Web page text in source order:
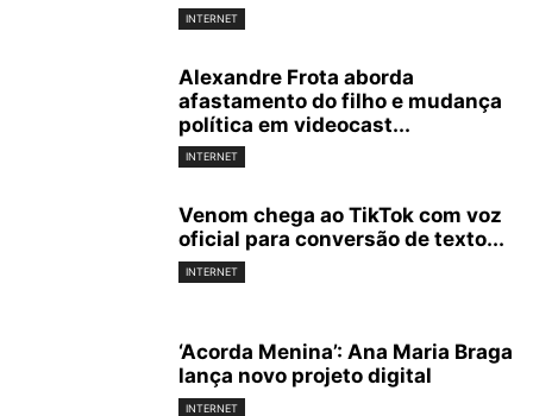
INTERNET
Alexandre Frota aborda
afastamento do filho e mudança
política em videocast...
INTERNET
Venom chega ao TikTok com voz
oficial para conversão de texto...
INTERNET
‘Acorda Menina’: Ana Maria Braga
lança novo projeto digital
INTERNET